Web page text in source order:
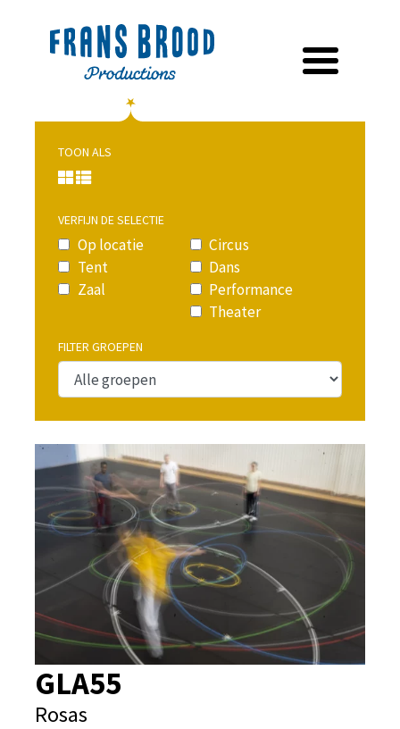
TOON ALS
VERFIJN DE SELECTIE
Op locatie
Tent
Zaal
Circus
Dans
Performance
Theater
FILTER GROEPEN
GLA55
Rosas